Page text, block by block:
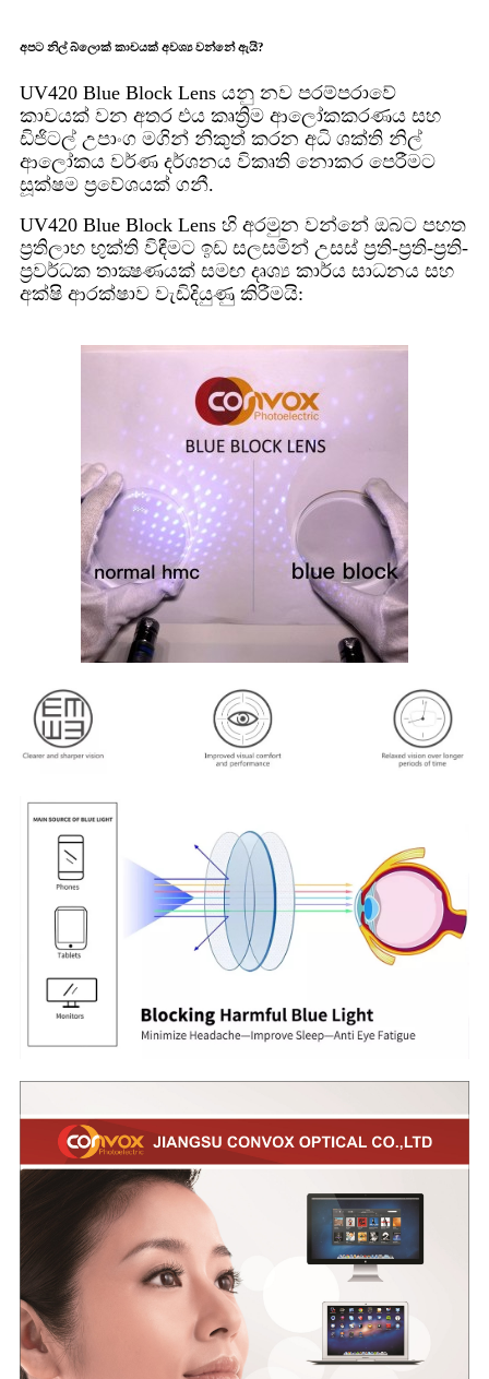
අපට නිල් බ්ලොක් කාචයක් අවශ්‍ය වන්නේ ඇයි?
UV420 Blue Block Lens යනු නව පරම්පරාවේ
කාචයක් වන අතර එය කෘත්‍රිම ආලෝකකරණය සහ
ඩිජිටල් උපාංග මගින් නිකුත් කරන අධි ශක්ති නිල්
ආලෝකය වර්ණ දර්ශනය විකෘති නොකර පෙරීමට
සූක්ෂම ප්‍රවේශයක් ගනී.
UV420 Blue Block Lens හි අරමුන වන්නේ ඔබට පහත
ප්‍රතිලාභ භුක්ති විඳීමට ඉඩ සලසමින් උසස් ප්‍රති-ප්‍රති-ප්‍රති-
ප්‍රවර්ධක තාක්‍ෂණයක් සමඟ දෘශ්‍ය කාර්ය සාධනය සහ
අක්ෂි ආරක්ෂාව වැඩිදියුණු කිරීමයි: